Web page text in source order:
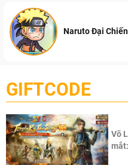
Naruto Đại
GIFTCODE
Võ